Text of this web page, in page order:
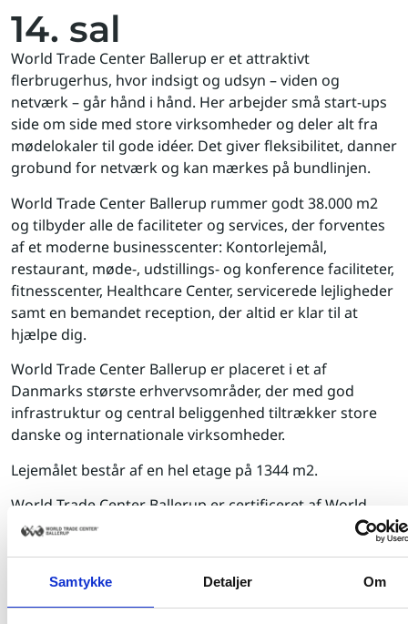
Samtykke Detaljer Om
14. sal
World Trade Center Ballerup er et attraktivt
flerbrugerhus, hvor indsigt og udsyn – viden og
netværk – går hånd i hånd. Her arbejder små start-ups
side om side med store virksomheder og deler alt fra
mødelokaler til gode idéer. Det giver fleksibilitet, danner
grobund for netværk og kan mærkes på bundlinjen.
World Trade Center Ballerup rummer godt 38.000 m2
og tilbyder alle de faciliteter og services, der forventes
af et moderne businesscenter: Kontorlejemål,
restaurant, møde-, udstillings- og konference faciliteter,
fitnesscenter, Healthcare Center, servicerede lejligheder
samt en bemandet reception, der altid er klar til at
hjælpe dig.
World Trade Center Ballerup er placeret i et af
Danmarks største erhvervsområder, der med god
infrastruktur og central beliggenhed tiltræk­ker store
danske og internationale virksomheder.
Lejemålet består af en hel etage på 1344 m2.
World Trade Center Ballerup er certificeret af World
Trade Centers Association, din garanti for, at vi lever op
Center Ballerup bliver du en del af en eksklusiv gruppe
med medlemmer over hele verden – et internationalt